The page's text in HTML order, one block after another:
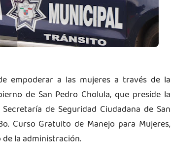
empoderar a las mujeres a través de la
de San Pedro Cholula, que preside la
de Seguridad Ciudadana de San
Curso Gratuito de Manejo para Mujeres,
la administración.